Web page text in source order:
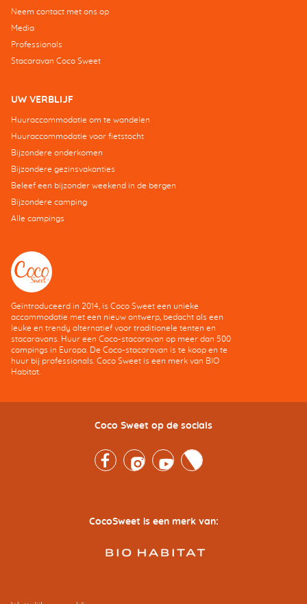
Neem contact met ons op
Media
Professionals
Stacaravan Coco Sweet
UW VERBLIJF
Huuraccommodatie om te wandelen
Huuraccommodatie voor fietstocht
Bijzondere onderkomen
Bijzondere gezinsvakanties
Beleef een bijzonder weekend in de bergen
Bijzondere camping
Alle campings
Geïntroduceerd in 2014, is Coco Sweet een unieke
accommodatie met een nieuw ontwerp, bedacht als een
leuke en trendy alternatief voor traditionele tenten en
stacaravans. Huur een Coco-stacaravan op meer dan 500
campings in Europa. De Coco-stacaravan is te koop en te
huur bij professionals. Coco Sweet is een merk van BIO
Habitat.
Coco Sweet op de socials
FacebookInstagramYoutubeTwitter
CocoSweet is een merk van: